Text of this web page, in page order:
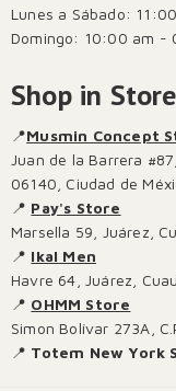
Lunes a Sábado:
Domingo: 10:00 am -
Shop in
📍Musmin Concept
Juan de la Barrera
06140, Ciudad de
📍 Pay's Store
Marsella 59, Juárez,
📍 Ikal Men
Havre 64, Juárez,
📍 OHMM Store
Simon Bolívar 273A,
📍 Totem New York